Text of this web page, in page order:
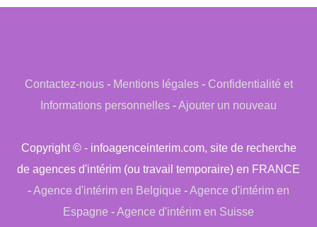
Contactez-nous- Mentions légales- Confidentialité et
Informations personnelles -Ajouter un nouveau
Copyright © - infoagenceinterim.com, site de recherche
de agences d'intérim (ou travail temporaire) en FRANCE
-Agence d'intérim en Belgique -Agence d'intérim en
Espagne -Agence d'intérim en Suisse